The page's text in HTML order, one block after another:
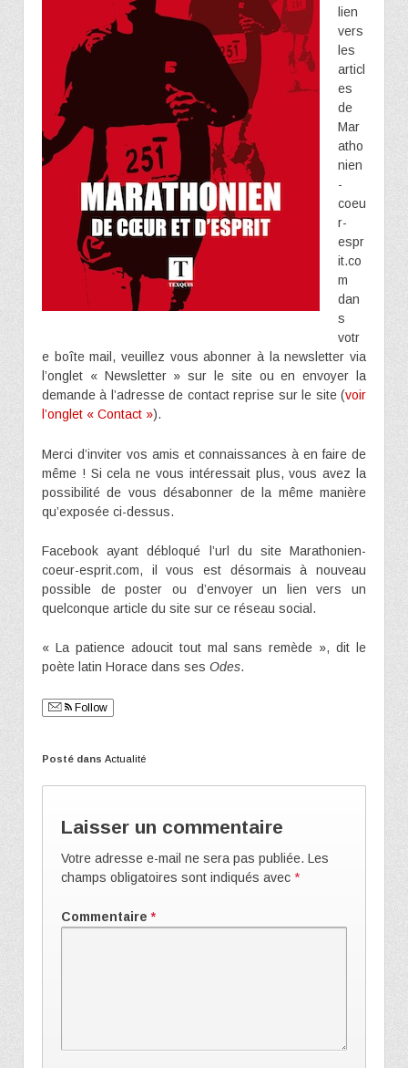
lien
vers
les
articl
es
de
Mar
atho
nien
-
coeu
r-
espr
it.co
m
dan
s
votr
e boîte mail, veuillez vous abonner à la newsletter via
l’onglet « Newsletter » sur le site ou en envoyer la
demande à l’adresse de contact reprise sur le site (voir
l’onglet « Contact »).
Merci d’inviter vos amis et connaissances à en faire de
même ! Si cela ne vous intéressait plus, vous avez la
possibilité de vous désabonner de la même manière
qu’exposée ci-dessus.
Facebook ayant débloqué l’url du site Marathonien-
coeur-esprit.com, il vous est désormais à nouveau
possible de poster ou d’envoyer un lien vers un
quelconque article du site sur ce réseau social.
« La patience adoucit tout mal sans remède », dit le
poète latin Horace dans ses Odes.
Follow
Posté dans Actualité
Laisser un commentaire
Votre adresse e-mail ne sera pas publiée. Les
champs obligatoires sont indiqués avec *
Commentaire *